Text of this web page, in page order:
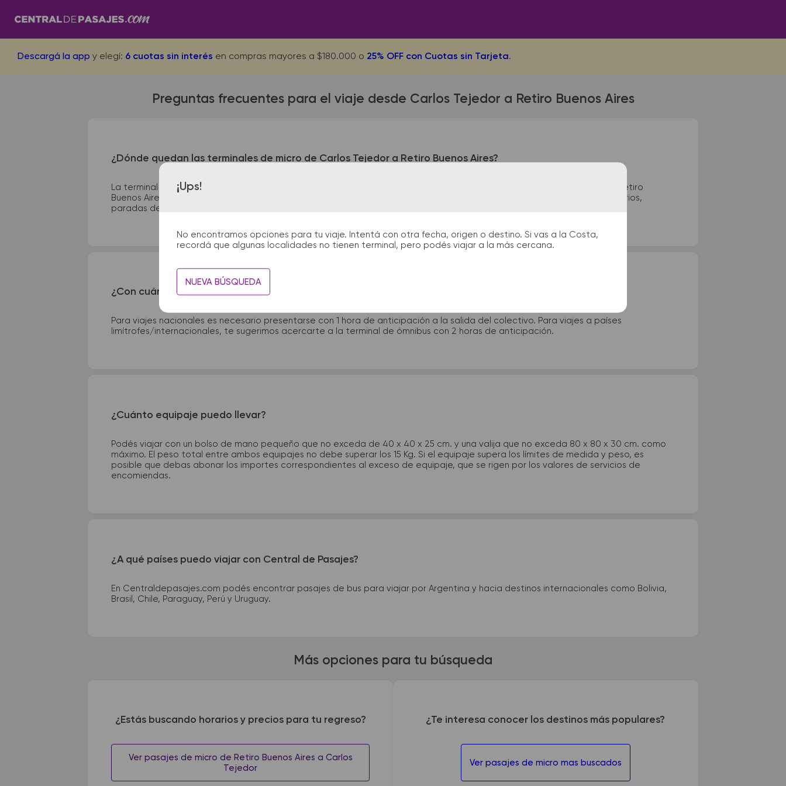
Descargá la app y elegí: 6 cuotas sin interés en compras mayores a $180.000 o 25% OFF con Cuotas sin Tarjeta.
¡Ups!
No encontramos opciones para tu viaje. Intentá con otra fecha, origen o destino. Si vas a la Costa,
recordá que algunas localidades no tienen terminal, pero podés viajar a la más cercana.
NUEVA BÚSQUEDA
Preguntas frecuentes para el viaje desde Carlos Tejedor a Retiro Buenos Aires
¿Dónde quedan las terminales de micro de Carlos Tejedor a Retiro Buenos Aires?
La terminal de ómnibus de Carlos Tejedor queda ubicada en Del Valle y Alberti - Terminal. La terminal de colectivos de Retiro
Buenos Aires se encuentra en Av. Antártida Argentina y Calle 10. En las terminales de bus podrás encontrar kioscos, sanitarios,
paradas de taxi o remis y puntos de información que te facilitarán la partida y el arribo durante tu viaje.
¿Con cuánta anticipación debo presentarme en la terminal de micros?
Para viajes nacionales es necesario presentarse con 1 hora de anticipación a la salida del colectivo. Para viajes a países
limítrofes/internacionales, te sugerimos acercarte a la terminal de ómnibus con 2 horas de anticipación.
¿Cuánto equipaje puedo llevar?
Podés viajar con un bolso de mano pequeño que no exceda de 40 x 40 x 25 cm. y una valija que no exceda 80 x 80 x 30 cm. como
máximo. El peso total entre ambos equipajes no debe superar los 15 Kg. Si el equipaje supera los límites de medida y peso, es
posible que debas abonar los importes correspondientes al exceso de equipaje, que se rigen por los valores de servicios de
encomiendas.
¿A qué países puedo viajar con Central de Pasajes?
En Centraldepasajes.com podés encontrar pasajes de bus para viajar por Argentina y hacia destinos internacionales como Bolivia,
Brasil, Chile, Paraguay, Perú y Uruguay.
Más opciones para tu búsqueda
¿Estás buscando horarios y precios para tu regreso?
Ver pasajes de micro de Retiro Buenos Aires a Carlos
Tejedor
¿Te interesa conocer los destinos más populares?
Ver pasajes de micro mas buscados